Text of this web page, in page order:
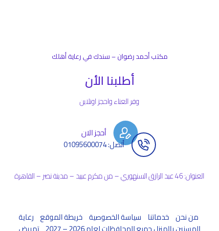
مكتب أحمد رضوان – سندك في رعاية أهلك
أطلبنا الأن
وفر العناء واحجز اونلاين
أحجز الان
أتصل: 01095600074
العنوان: 46 عبد الرازق السنهوري – من مكرم عبيد – مدينة نصر – القاهرة
من نحن خدماتنا سياسة الخصوصية خريطة الموقع رعاية